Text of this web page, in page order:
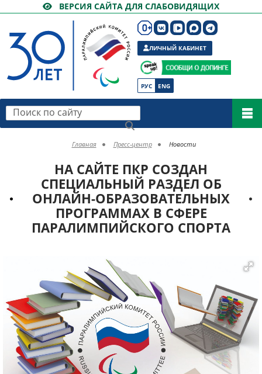
ВЕРСИЯ САЙТА ДЛЯ СЛАБОВИДЯЩИХ
РУС ENG
ЛИЧНЫЙ КАБИНЕТ
Поиск по сайту
Главная Пресс-центр Новости
НА САЙТЕ ПКР СОЗДАН
СПЕЦИАЛЬНЫЙ РАЗДЕЛ ОБ
ОНЛАЙН-ОБРАЗОВАТЕЛЬНЫХ
ПРОГРАММАХ В СФЕРЕ
ПАРАЛИМПИЙСКОГО СПОРТА